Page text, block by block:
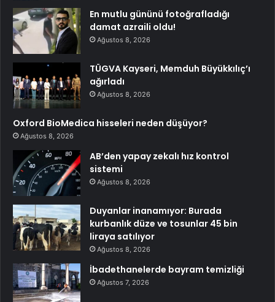
En mutlu gününü fotoğrafladığı
damat azraili oldu!
Ağustos 8, 2026
TÜGVA Kayseri, Memduh Büyükkılıç’ı
ağırladı
Ağustos 8, 2026
Oxford BioMedica hisseleri neden düşüyor?
Ağustos 8, 2026
AB’den yapay zekalı hız kontrol
sistemi
Ağustos 8, 2026
Duyanlar inanamıyor: Burada
kurbanlık düze ve tosunlar 45 bin
liraya satılıyor
Ağustos 8, 2026
İbadethanelerde bayram temizliği
Ağustos 7, 2026